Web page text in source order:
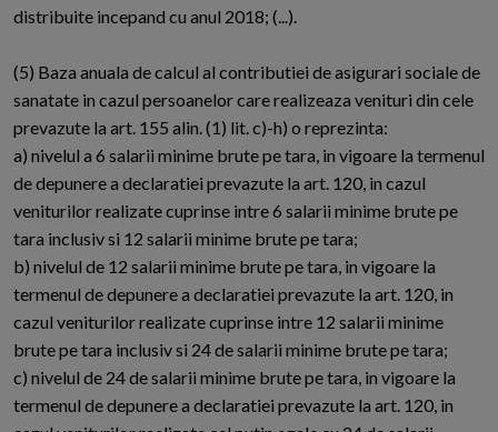
distribuite incepand cu anul 2018; (...).
(5) Baza anuala de calcul al contributiei de asigurari sociale de
sanatate in cazul persoanelor care realizeaza venituri din cele
prevazute la art. 155 alin. (1) lit. c)-h) o reprezinta:
a) nivelul a 6 salarii minime brute pe tara, in vigoare la termenul
de depunere a declaratiei prevazute la art. 120, in cazul
veniturilor realizate cuprinse intre 6 salarii minime brute pe
tara inclusiv si 12 salarii minime brute pe tara;
b) nivelul de 12 salarii minime brute pe tara, in vigoare la
termenul de depunere a declaratiei prevazute la art. 120, in
cazul veniturilor realizate cuprinse intre 12 salarii minime
brute pe tara inclusiv si 24 de salarii minime brute pe tara;
c) nivelul de 24 de salarii minime brute pe tara, in vigoare la
termenul de depunere a declaratiei prevazute la art. 120, in